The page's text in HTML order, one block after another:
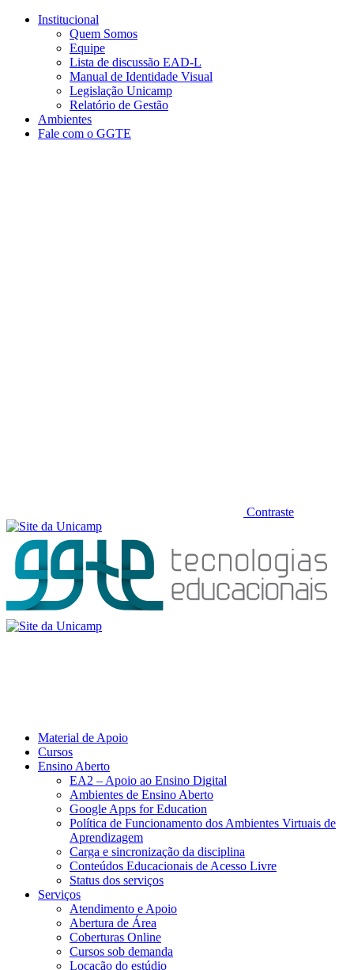
Conteúdo principal
Institucional
Quem Somos
Equipe
Lista de discussão EAD-L
Manual de Identidade Visual
Legislação Unicamp​
Relatório de Gestão
Ambientes
Fale com o GGTE
Contraste
Material de Apoio
Cursos
Ensino Aberto
EA2 – Apoio ao Ensino Digital
Ambientes de Ensino Aberto
Google Apps for Education
Política de Funcionamento dos Ambientes Virtuais de
Aprendizagem
Carga e sincronização da disciplina​
Conteúdos Educacionais de Acesso Livre​
Status dos serviços​​
Serviços
Atendimento e Apoio
Abertura de Área
Coberturas Online​
Cursos sob demanda
Locação do estúdio